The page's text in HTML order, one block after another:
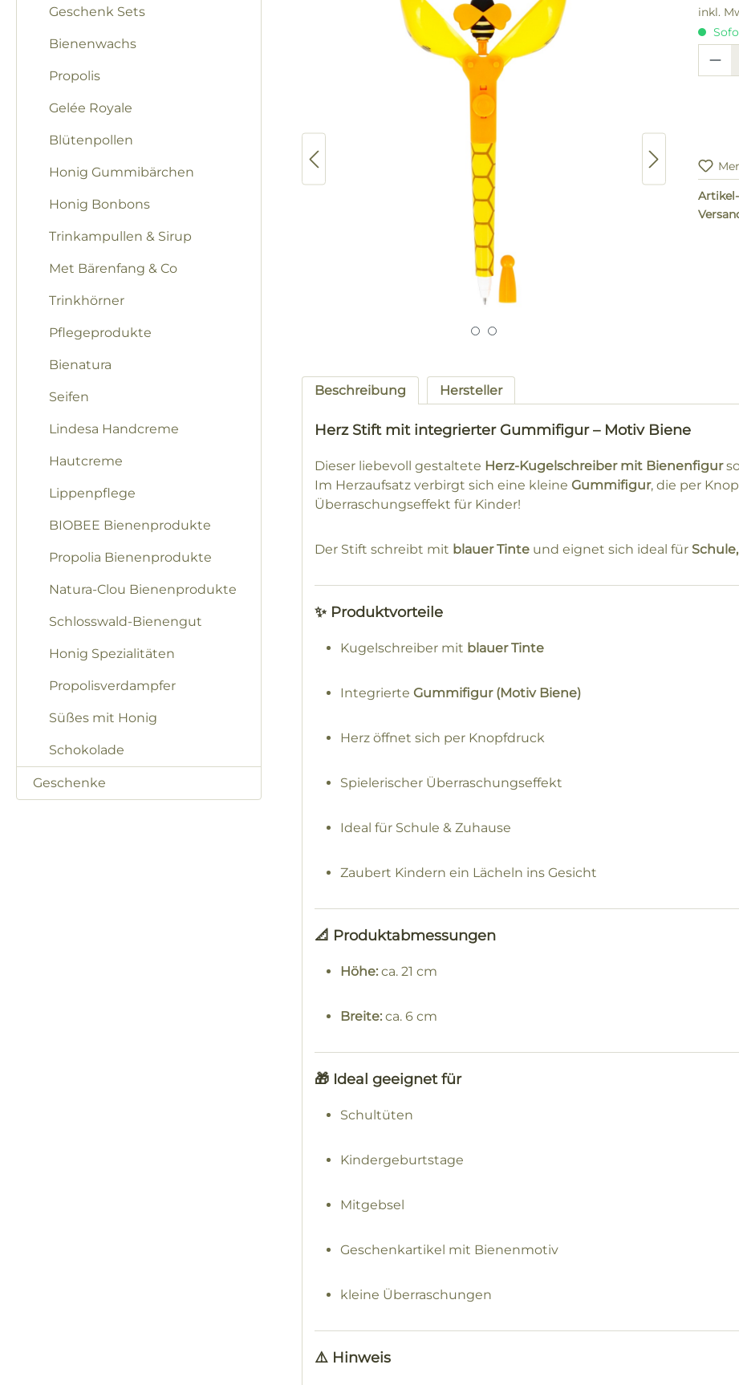
Geschenk Sets
Bienenwachs
Propolis
Gelée Royale
Blütenpollen
Honig Gummibärchen
Honig Bonbons
Trinkampullen & Sirup
Met Bärenfang & Co
Trinkhörner
Pflegeprodukte
Bienatura
Seifen
Lindesa Handcreme
Hautcreme
Lippenpflege
BIOBEE Bienenprodukte
Propolia Bienenprodukte
Natura-Clou Bienenprodukte
Schlosswald-Bienengut
Honig Spezialitäten
Propolisverdampfer
Süßes mit Honig
Schokolade
Geschenke
inkl.
Beschreibung Hersteller
Herz Stift mit integrierter Gummifigur – Motiv Biene
Dieser liebevoll gestaltete Herz-Kugelschreiber mit Bienenfigur
Im Herzaufsatz verbirgt sich eine kleine Gummifigur, die per
Überraschungseffekt für Kinder!
Der Stift schreibt mit blauer Tinte und eignet sich ideal für
✨ Produktvorteile
Kugelschreiber mit blauer Tinte
Integrierte Gummifigur (Motiv Biene)
Herz öffnet sich per Knopfdruck
Spielerischer Überraschungseffekt
Ideal für Schule & Zuhause
Zaubert Kindern ein Lächeln ins Gesicht
📐 Produktabmessungen
Höhe: ca. 21 cm
Breite: ca. 6 cm
🎁 Ideal geeignet für
Schultüten
Kindergeburtstage
Mitgebsel
Geschenkartikel mit Bienenmotiv
kleine Überraschungen
⚠️ Hinweis